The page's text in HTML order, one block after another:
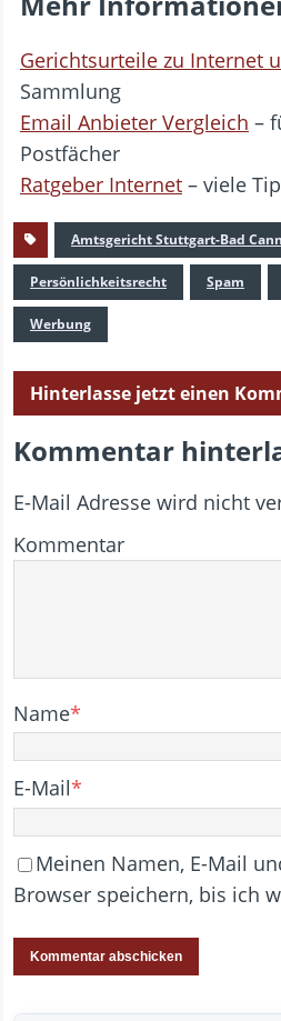
Gerichtsurteile zu Internet
Sammlung
Email Anbieter Vergleich –
Postfächer
Ratgeber Internet – viele
Amtsgericht Stuttgart-Bad
Persönlichkeitsrecht Spam
Werbung
Hinterlasse jetzt einen
Kommentar
E-Mail Adresse wird nicht
Kommentar
Name*
E-Mail*
Meinen Namen, E-Mail
Browser speichern, bis ich